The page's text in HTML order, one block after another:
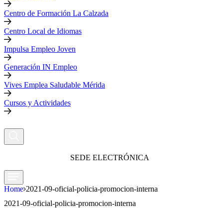
Centro de Formación La Calzada
Centro Local de Idiomas
Impulsa Empleo Joven
Generación IN Empleo
Vives Emplea Saludable Mérida
Cursos y Actividades
SEDE ELECTRÓNICA
Home 2021-09-oficial-policia-promocion-interna
2021-09-oficial-policia-promocion-interna